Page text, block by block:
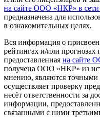
на сайте ООО «НКР» в сети
предназначена для
в ознакомительных целях.
Вся информация о
рейтингах и/или
предоставленная на сайте
получена ООО «НКР» из
мнению, являются
осуществляет проверку
несёт ответственности за
информации,
связанными с ними